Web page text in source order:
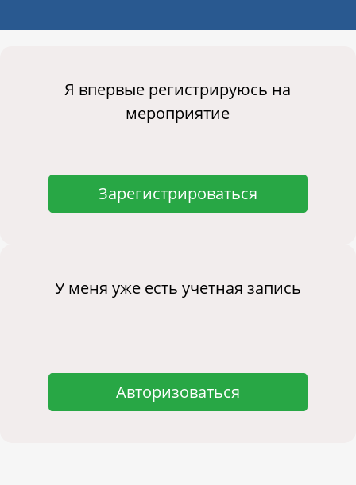
Я впервые регистрируюсь на
мероприятие
Зарегистрироваться
У меня уже есть учетная запись
Авторизоваться